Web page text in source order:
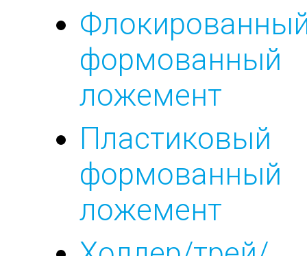
формованный
ложемент
Пластиковый
формованный
ложемент